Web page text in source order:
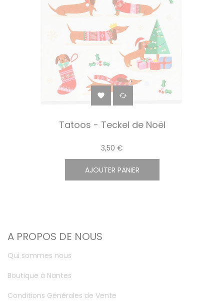
 
Tatoos - Teckel de Noël
3,50 €
AJOUTER PANIER
A PROPOS DE NOUS
Qui sommes nous
Boutique à Nantes
Conditions Générales de Vente